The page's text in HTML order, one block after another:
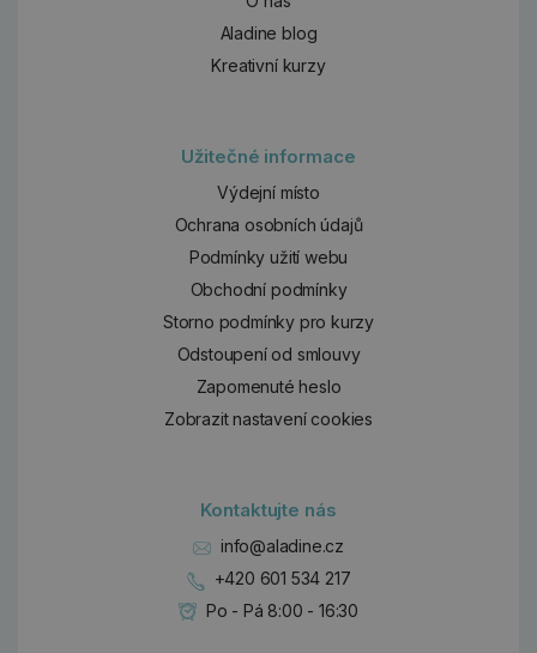
Aladine blog
Kreativní kurzy
Užitečné informace
Výdejní místo
Ochrana osobních údajů
Podmínky užití webu
Obchodní podmínky
Storno podmínky pro kurzy
Odstoupení od smlouvy
Zapomenuté heslo
Zobrazit nastavení cookies
Kontaktujte nás
info@aladine.cz
+420 601 534 217
Po - Pá 8:00 - 16:30